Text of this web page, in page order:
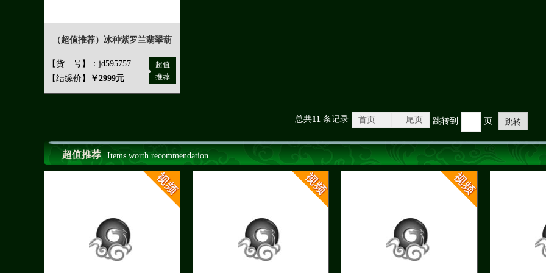
（超值推荐）冰种紫罗兰翡翠葫
【货 号】：jd595757
【结缘价】
￥2999元
超值
推荐
总共11条记录 首页 ... ...尾页 跳转到 页 跳转
超值推荐 Items worth recommendation